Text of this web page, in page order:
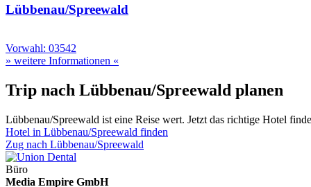
Lübbenau/Spreewald
Vorwahl: 03542
» weitere Informationen «
Trip nach Lübbenau/Spreewald planen
Lübbenau/Spreewald ist eine Reise wert. Jetzt das richtige Hotel
Hotel in Lübbenau/Spreewald finden
Zug nach Lübbenau/Spreewald
Büro
Media Empire GmbH